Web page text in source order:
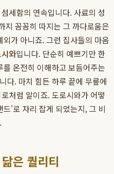
세함의 연속입니다. 사료의 성
지 꼼꼼히 따지는 그 까다로움은
가 아니죠. 그런 집사들의 마음
와입니다. 단순히 예쁘기만 한
온전히 이해하고 보듬어주는
다. 마치 힘든 하루 끝에 무릎에
처럼 말이죠. 도로시와가 어떻
'로 자리 잡게 되었는지, 그 비
은 퀄리티